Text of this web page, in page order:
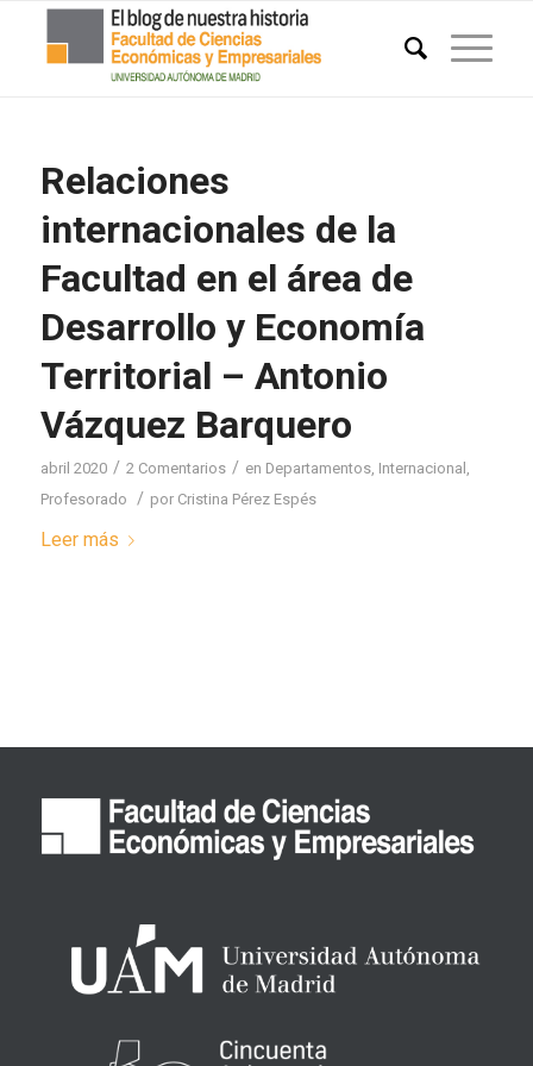
Relaciones
internacionales de la
Facultad en el área de
Desarrollo y Economía
Territorial – Antonio
Vázquez Barquero
abril 2020 / 2 Comentarios / en Departamentos, Internacional ,
Profesorado / por Cristina Pérez Espés
Leer más